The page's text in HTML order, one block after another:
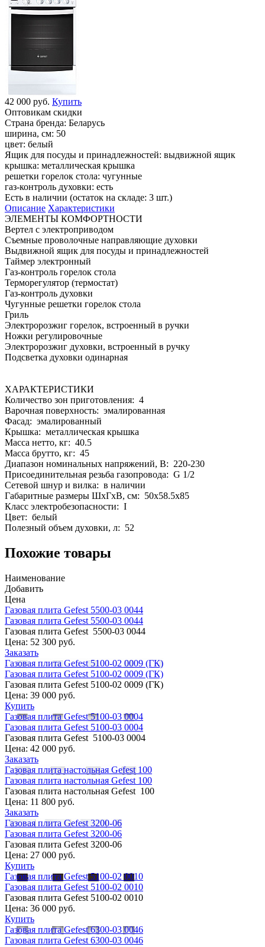
42 000 руб. Купить
Оптовикам скидки
Страна бренда: Беларусь
ширина, см: 50
цвет: белый
Ящик для посуды и принадлежностей: выдвижной ящик
крышка: металлическая крышка
решетки горелок стола: чугунные
газ-контроль духовки: есть
Есть в наличии (остаток на складе: 3 шт.)
Описание Характеристики
ЭЛЕМЕНТЫ КОМФОРТНОСТИ
Вертел с электроприводом
Съемные проволочные направляющие духовки
Выдвижной ящик для посуды и принадлежностей
Таймер электронный
Газ-контроль горелок стола
Терморегулятор (термостат)
Газ-контроль духовки
Чугунные решетки горелок стола
Гриль
Электророзжиг горелок, встроенный в ручки
Ножки регулировочные
Электророзжиг духовки, встроенный в ручку
Подсветка духовки одинарная
ХАРАКТЕРИСТИКИ
Количество зон приготовления: 4
Варочная поверхность: эмалированная
Фасад: эмалированный
Крышка: металлическая крышка
Масса нетто, кг: 40.5
Масса брутто, кг: 45
Диапазон номинальных напряжений, В: 220-230
Присоединительная резьба газопровода: G 1/2
Сетевой шнур и вилка: в наличии
Габаритные размеры ШхГхВ, см: 50x58.5x85
Класс электробезопасности: I
Цвет: белый
Полезный объем духовки, л: 52
Похожие товары
Наименование
Добавить
Цена
Газовая плита Gefest 5500-03 0044
Газовая плита Gefest 5500-03 0044
Газовая плита Gefest 5500-03 0044
Цена: 52 300 руб.
Заказать
Газовая плита Gefest 5100-02 0009 (ГК)
Газовая плита Gefest 5100-02 0009 (ГК)
Газовая плита Gefest 5100-02 0009 (ГК)
Цена: 39 000 руб.
Купить
Газовая плита Gefest 5100-03 0004
Газовая плита Gefest 5100-03 0004
Газовая плита Gefest 5100-03 0004
Цена: 42 000 руб.
Заказать
Газовая плита настольная Gefest 100
Газовая плита настольная Gefest 100
Газовая плита настольная Gefest 100
Цена: 11 800 руб.
Заказать
Газовая плита Gefest 3200-06
Газовая плита Gefest 3200-06
Газовая плита Gefest 3200-06
Цена: 27 000 руб.
Купить
Газовая плита Gefest 5100-02 0010
Газовая плита Gefest 5100-02 0010
Газовая плита Gefest 5100-02 0010
Цена: 36 000 руб.
Купить
Газовая плита Gefest 6300-03 0046
Газовая плита Gefest 6300-03 0046